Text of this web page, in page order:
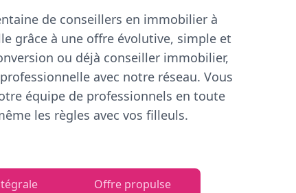
de conseillers en immobilier à
grâce à une offre évolutive, simple et
ou déjà conseiller immobilier,
avec notre réseau. Vous
équipe de professionnels en toute
les règles avec vos filleuls.
Offre propulse